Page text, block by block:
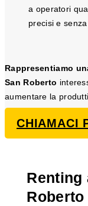
a operatori
precisi e senza
Rappresentiamo
San Roberto
aumentare la
esigenze di
CHIAMACI
Renting